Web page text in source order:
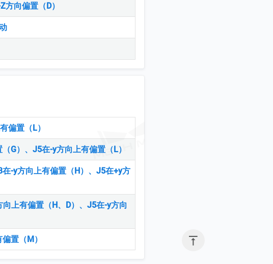

向偏置（D）
偏置（L）
G）、J5在-y方向上有偏置（L）
在-y方向上有偏置（H）、J5在+y方
向上有偏置（H、D）、J5在-y方向
置（M）